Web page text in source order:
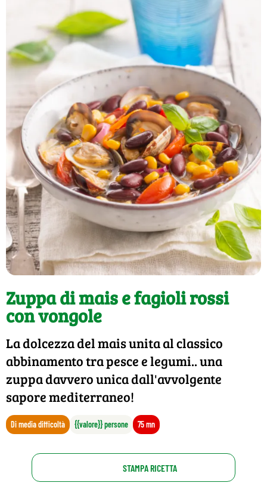
Zuppa di mais e fagioli rossi
con vongole
La dolcezza del mais unita al classico
abbinamento tra pesce e legumi.. una
zuppa davvero unica dall'avvolgente
sapore mediterraneo!
Di media difficoltà {{valore}} persone 75 mn
STAMPA RICETTA